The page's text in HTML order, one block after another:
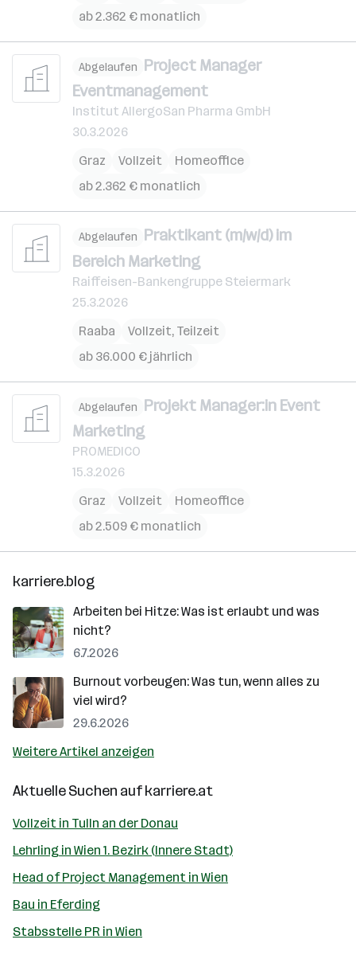
ab 2.362 € monatlich
Abgelaufen Project Manager
Eventmanagement
Institut AllergoSan Pharma GmbH
30.3.2026
Graz
Vollzeit
Homeoffice
ab 2.362 € monatlich
Abgelaufen Praktikant (m/w/d) im
Bereich Marketing
Raiffeisen-Bankengruppe Steiermark
25.3.2026
Raaba
Vollzeit, Teilzeit
ab 36.000 € jährlich
Abgelaufen Projekt Manager:in Event
Marketing
PROMEDICO
15.3.2026
Graz
Vollzeit
Homeoffice
ab 2.509 € monatlich
karriere.blog
Arbeiten bei Hitze: Was ist erlaubt und was
nicht?
6.7.2026
Burnout vorbeugen: Was tun, wenn alles zu
viel wird?
29.6.2026
Weitere Artikel anzeigen
Aktuelle Suchen aufkarriere.at
Vollzeit in Tulln an der Donau
Lehrling in Wien 1. Bezirk (Innere Stadt)
Head of Project Management in Wien
Bau in Eferding
Stabsstelle PR in Wien